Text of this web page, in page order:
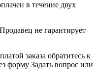
в течение двух
не гарантирует
заказа обратитесь к
форму Задать вопрос или